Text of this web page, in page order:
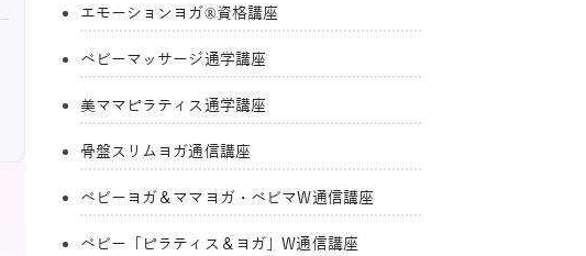
エモーションヨガ®資格講座
ベビーマッサージ通学講座
美ママピラティス通学講座
骨盤スリムヨガ通信講座
ベビーヨガ＆ママヨガ・ベビマW通信講座
ベビー「ピラティス＆ヨガ」W通信講座